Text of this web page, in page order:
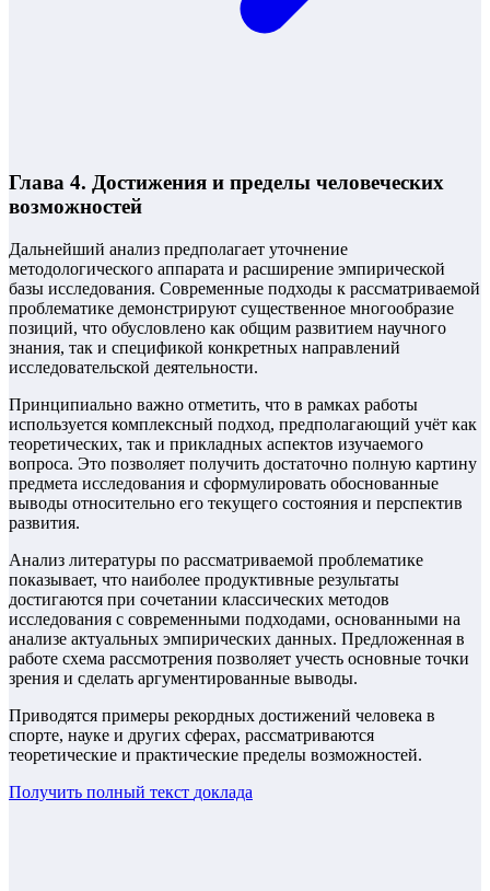
Глава 4. Достижения и пределы человеческих
возможностей
Дальнейший анализ предполагает уточнение
методологического аппарата и расширение эмпирической
базы исследования. Современные подходы к рассматриваемой
проблематике демонстрируют существенное многообразие
позиций, что обусловлено как общим развитием научного
знания, так и спецификой конкретных направлений
исследовательской деятельности.
Принципиально важно отметить, что в рамках работы
используется комплексный подход, предполагающий учёт как
теоретических, так и прикладных аспектов изучаемого
вопроса. Это позволяет получить достаточно полную картину
предмета исследования и сформулировать обоснованные
выводы относительно его текущего состояния и перспектив
развития.
Анализ литературы по рассматриваемой проблематике
показывает, что наиболее продуктивные результаты
достигаются при сочетании классических методов
исследования с современными подходами, основанными на
анализе актуальных эмпирических данных. Предложенная в
работе схема рассмотрения позволяет учесть основные точки
зрения и сделать аргументированные выводы.
Приводятся примеры рекордных достижений человека в
спорте, науке и других сферах, рассматриваются
теоретические и практические пределы возможностей.
Получить полный текст доклада